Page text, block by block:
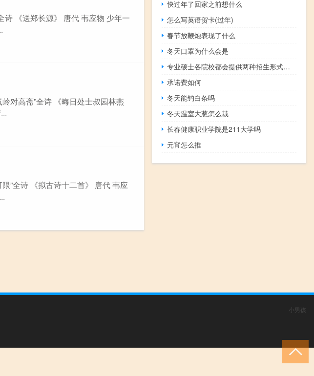
诗 《送郑长源》 唐代 韦应物 少年一
对高斋”全诗 《晦日处士叔园林燕
”全诗 《拟古诗十二首》 唐代 韦应
快过年了回家之前想什么
怎么写英语贺卡(过年)
春节放鞭炮表现了什么
冬天口罩为什么会是
专业硕士各院校都会提供两种招生形式供大家选择吗
承诺费如何
冬天能钓白条吗
冬天温室大葱怎么栽
长春健康职业学院是211大学吗
元宵怎么推
小男孩